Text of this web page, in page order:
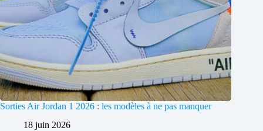
Sorties Air Jordan 1 2026 : les modèles à ne pas manquer
18 juin 2026